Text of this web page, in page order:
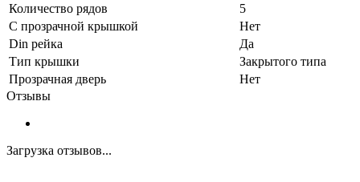
Количество рядов
5
С прозрачной крышкой
Нет
Din рейка
Да
Тип крышки
Закрытого типа
Прозрачная дверь
Нет
Отзывы
Загрузка отзывов...